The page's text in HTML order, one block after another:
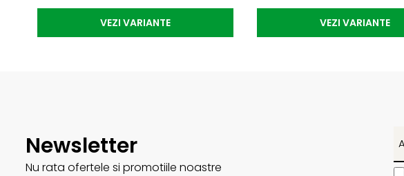
VEZI VARIANTE VEZI VARIANTE
Newsletter
Nu rata ofertele si promotiile noastre